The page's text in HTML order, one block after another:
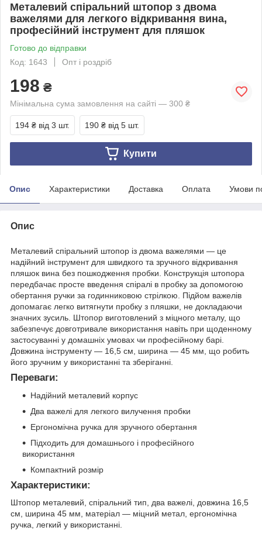
Металевий спіральний штопор з двома
важелями для легкого відкривання вина,
професійний інструмент для пляшок
Готово до відправки
Код: 1643
Опт і роздріб
198 ₴
Мінімальна сума замовлення на сайті — 300 ₴
194 ₴ від 3 шт. 190 ₴ від 5 шт.
Купити
Опис Характеристики Доставка Оплата Умови
Опис
Металевий спіральний штопор із двома важелями — це
надійний інструмент для швидкого та зручного відкривання
пляшок вина без пошкодження пробки. Конструкція штопора
передбачає просте введення спіралі в пробку за допомогою
обертання ручки за годинниковою стрілкою. Підйом важелів
допомагає легко витягнути пробку з пляшки, не докладаючи
значних зусиль. Штопор виготовлений з міцного металу, що
забезпечує довготривале використання навіть при щоденному
застосуванні у домашніх умовах чи професійному барі.
Довжина інструменту — 16,5 см, ширина — 45 мм, що робить
його зручним у використанні та зберіганні.
Переваги:
Надійний металевий корпус
Два важелі для легкого вилучення пробки
Ергономічна ручка для зручного обертання
Підходить для домашнього і професійного
використання
Компактний розмір
Характеристики:
Штопор металевий, спіральний тип, два важелі, довжина 16,5
см, ширина 45 мм, матеріал — міцний метал, ергономічна
ручка, легкий у використанні.